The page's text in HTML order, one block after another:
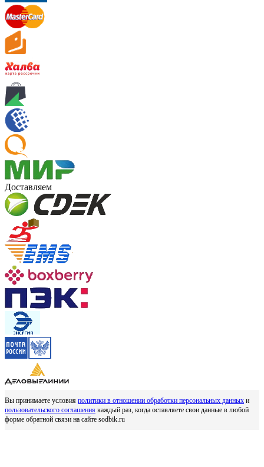
Доставляем
Вы принимаете условия политики в отношении обработки персональных данных и
пользовательского соглашения каждый раз, когда оставляете свои данные в любой
форме обратной связи на сайте sodbik.ru